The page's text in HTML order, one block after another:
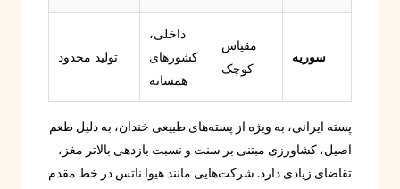
سوریه
مقیاس
کوچک
داخلی،
کشورهای
همسایه
تولید محدود
پسته ایرانی، به ویژه از پسته‌های طبیعی خندان، به دلیل طعم
اصیل، کشاورزی مبتنی بر سنت و نسبت بازدهی بالاتر مغز،
تقاضای زیادی دارد. شرکت‌هایی مانند هیوا ناتس در خط مقدم